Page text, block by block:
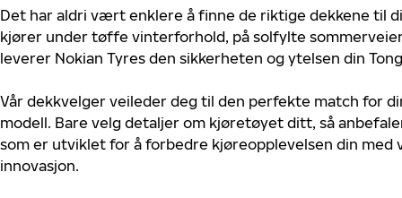
Det har aldri vært enklere å finne de riktige dekkene til
kjører under tøffe vinterforhold, på solfylte
leverer Nokian Tyres den sikkerheten og ytelsen din
Vår dekkvelger veileder deg til den perfekte match for
modell. Bare velg detaljer om kjøretøyet ditt, så
som er utviklet for å forbedre kjøreopplevelsen din med
innovasjon.